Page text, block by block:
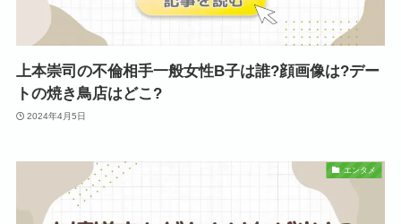
上本崇司の不倫相手一般女性B子は誰?顔画像は?デー
トの焼き鳥店はどこ?
2024年4月5日
エンタメ